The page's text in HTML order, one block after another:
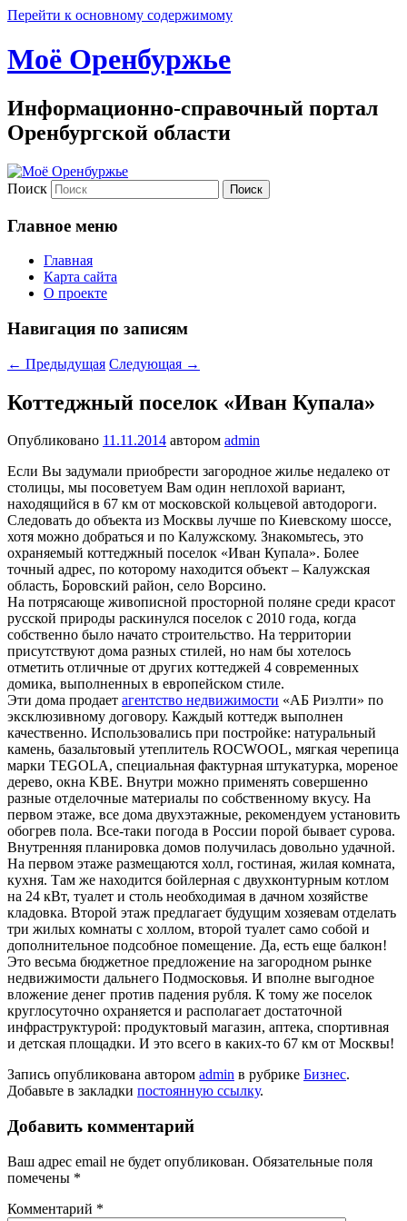
Перейти к основному содержимому
Моё Оренбуржье
Информационно-справочный портал
Оренбургской области
Поиск
Главное меню
Главная
Карта сайта
О проекте
Навигация по записям
← Предыдущая Следующая →
Коттеджный поселок «Иван Купала»
Опубликовано 11.11.2014 автором admin
Если Вы задумали приобрести загородное жилье недалеко от
столицы, мы посоветуем Вам один неплохой вариант,
находящийся в 67 км от московской кольцевой автодороги.
Следовать до объекта из Москвы лучше по Киевскому шоссе,
хотя можно добраться и по Калужскому. Знакомьтесь, это
охраняемый коттеджный поселок «Иван Купала». Более
точный адрес, по которому находится объект – Калужская
область, Боровский район, село Ворсино.
На потрясающе живописной просторной поляне среди красот
русской природы раскинулся поселок с 2010 года, когда
собственно было начато строительство. На территории
присутствуют дома разных стилей, но нам бы хотелось
отметить отличные от других коттеджей 4 современных
домика, выполненных в европейском стиле.
Эти дома продает агентство недвижимости «АБ Риэлти» по
эксклюзивному договору. Каждый коттедж выполнен
качественно. Использовались при постройке: натуральный
камень, базальтовый утеплитель ROCWOOL, мягкая черепица
марки TEGOLA, специальная фактурная штукатурка, мореное
дерево, окна KBE. Внутри можно применять совершенно
разные отделочные материалы по собственному вкусу. На
первом этаже, все дома двухэтажные, рекомендуем установить
обогрев пола. Все-таки погода в России порой бывает сурова.
Внутренняя планировка домов получилась довольно удачной.
На первом этаже размещаются холл, гостиная, жилая комната,
кухня. Там же находится бойлерная с двухконтурным котлом
на 24 кВт, туалет и столь необходимая в дачном хозяйстве
кладовка. Второй этаж предлагает будущим хозяевам отделать
три жилых комнаты с холлом, второй туалет само собой и
дополнительное подсобное помещение. Да, есть еще балкон!
Это весьма бюджетное предложение на загородном рынке
недвижимости дальнего Подмосковья. И вполне выгодное
вложение денег против падения рубля. К тому же поселок
круглосуточно охраняется и располагает достаточной
инфраструктурой: продуктовый магазин, аптека, спортивная
и детская площадки. И это всего в каких-то 67 км от Москвы!
Запись опубликована автором admin в рубрике Бизнес.
Добавьте в закладки постоянную ссылку.
Добавить комментарий
Ваш адрес email не будет опубликован. Обязательные поля
помечены *
Комментарий *